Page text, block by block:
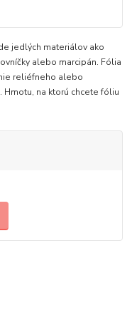
jedlých materiálov ako
alebo marcipán. Fólia
reliéfneho alebo
Hmotu, na ktorú chcete fóliu